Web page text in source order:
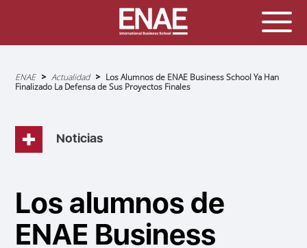
Sobrescribir
enlaces
de
navegación
ENAE Actualidad
Los Alumnos de ENAE Business School Ya Han
Finalizado La Defensa de Sus Proyectos Finales
Noticias
Los alumnos de
ENAE Business